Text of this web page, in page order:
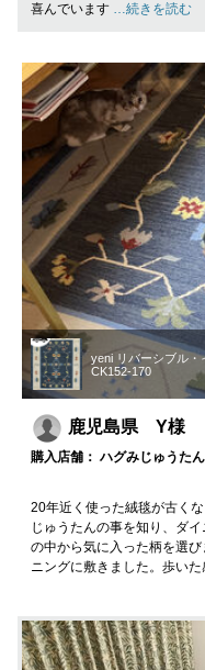
喜んでいます …続きを読む
yeni リバーシブル・
CK152-170
鹿児島県 Y様
購入店舗： ハグみじゅうた
20年近く使った絨毯が古く
じゅうたんの事を知り、ダ
の中から気に入った柄を選
ニングに敷きました。歩い